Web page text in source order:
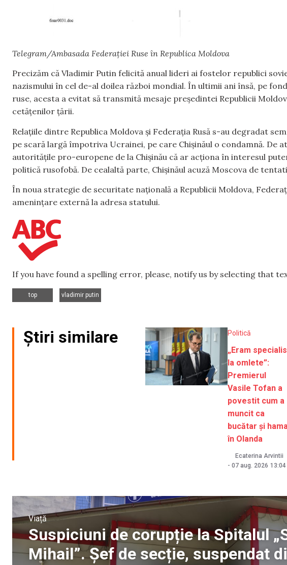
Telegram/Ambasada Federației Ruse în Republica Moldova
Precizăm că Vladimir Putin felicită anual lideri ai fostelor republici
nazismului în cel de-al doilea război mondial. În ultimii ani însă, pe
ruse, acesta a evitat să transmită mesaje președintei Republicii
cetățenilor țării.
Relațiile dintre Republica Moldova și Federația Rusă s-au degradat
pe scară largă împotriva Ucrainei, pe care Chișinăul o condamnă. De
autoritățile pro-europene de la Chișinău că ar acționa în interesul
politică rusofobă. De cealaltă parte, Chișinăul acuză Moscova de
În noua strategie de securitate națională a Republicii Moldova,
amenințare externă la adresa statului.
If you have found a spelling error, please, notify us by selecting that
top
vladimir putin
Știri similare Politică
„Eram
la omlete”:
Premierul
Vasile Tofan a
povestit cum a
muncit ca
bucătar și
în Olanda
Ecaterina Arvintii
- 07 aug. 2026 13:04
Viață
Suspiciuni de corupție la Spitalul
Mihail”. Șef de secție, suspendat